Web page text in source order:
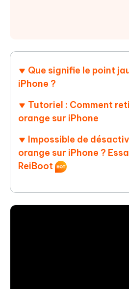
Que signifie le point
iPhone ?
Tutoriel : Comment
orange sur iPhone
Impossible de
orange sur iPhone ?
ReiBoot